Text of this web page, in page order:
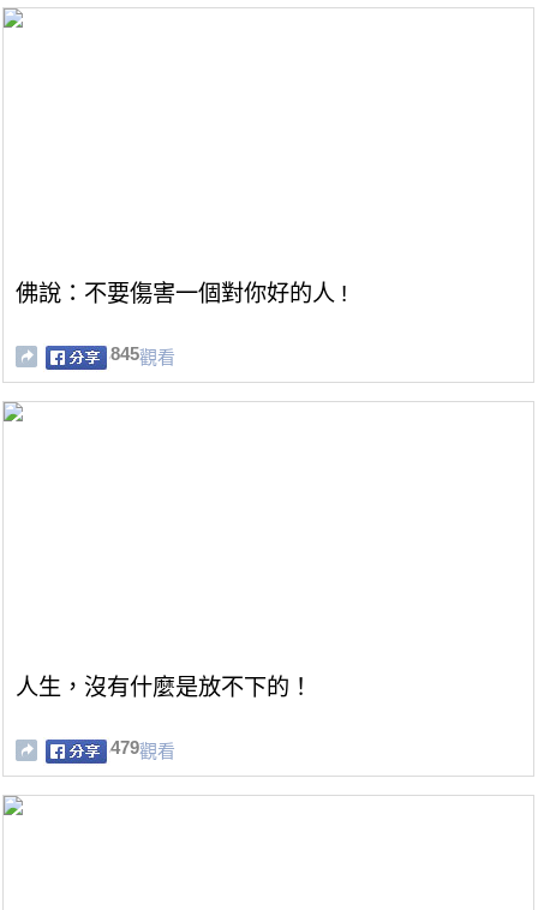
佛說：不要傷害一個對你好的人 !
845觀看
人生，沒有什麼是放不下的！
479觀看